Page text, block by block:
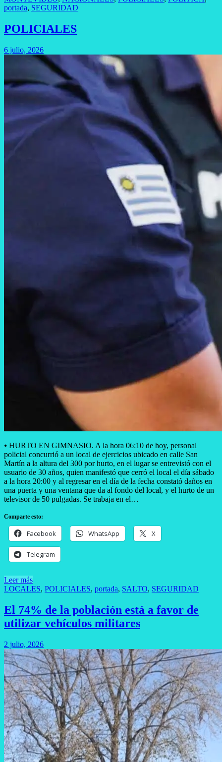
portada, SEGURIDAD
POLICIALES
6 julio, 2026
⦁ ​HURTO EN GIMNASIO. A la hora 06:10 de hoy, personal
policial concurrió a un local de ejercicios ubicado en calle San
Martín a la altura del 300 por hurto, en el lugar se entrevistó con el
usuario de 30 años, quien manifestó que cerró el local el día sábado
a la hora 20:00 y al regresar en el día de la fecha constató daños en
una puerta y una ventana que da al fondo del local, y el hurto de un
televisor de 50 pulgadas. Se trabaja en el…
Comparte esto:
Facebook WhatsApp X
Telegram
Leer más
LOCALES, POLICIALES, portada, SALTO, SEGURIDAD
El 74% de la población está a favor de
utilizar vehículos militares
2 julio, 2026